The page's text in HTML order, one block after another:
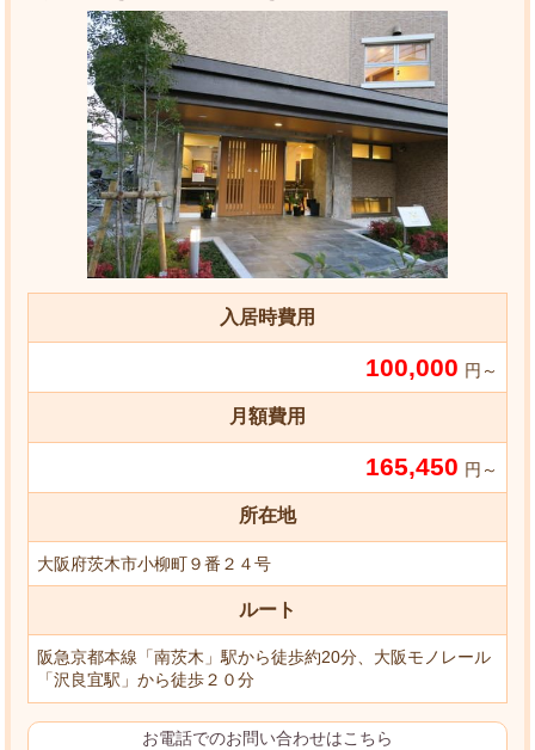
入居時費用
100,000 円～
月額費用
165,450 円～
所在地
大阪府茨木市小柳町９番２４号
ルート
阪急京都本線「南茨木」駅から徒歩約20分、大阪モノレール
「沢良宜駅」から徒歩２０分
お電話でのお問い合わせはこちら